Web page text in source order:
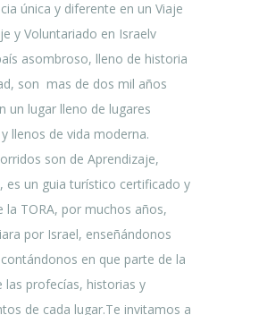
única y diferente en un Viaje
y Voluntariado en Israelv
asombroso, lleno de historia
son mas de dos mil años
un lugar lleno de lugares
llenos de vida moderna.
son de Aprendizaje,
es un guia turístico certificado y
la TORA, por muchos años,
por Israel, enseñándonos
en que parte de la
las profecías, historias y
de cada lugar.Te invitamos a